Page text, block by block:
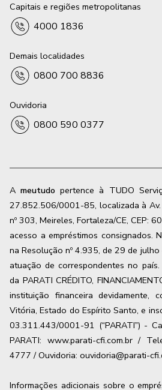
Capitais e regiões metropolitanas
4000 1836
Demais localidades
0800 700 8836
Ouvidoria
0800 590 0377
Ameutudo pertence à TUDO
27.852.506/0001-85, localizada à
nº 303, Meireles, Fortaleza/CE, CEP:
acesso a empréstimos consignados.
na Resolução nº 4.935, de 29 de
atuação de correspondentes no
da PARATI CRÉDITO,
instituição financeira devidamente,
Vitória, Estado do Espírito Santo, e
03.311.443/0001-91 (“PARATI”) -
PARATI: www.parati-cfi.com.br /
4777 / Ouvidoria: ouvidoria@parati-
Informações adicionais sobre o